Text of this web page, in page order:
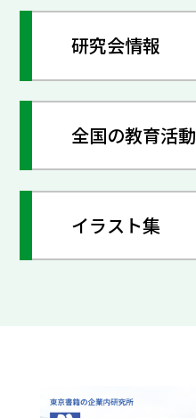
研究会情報
全国の教育活動
イラスト集